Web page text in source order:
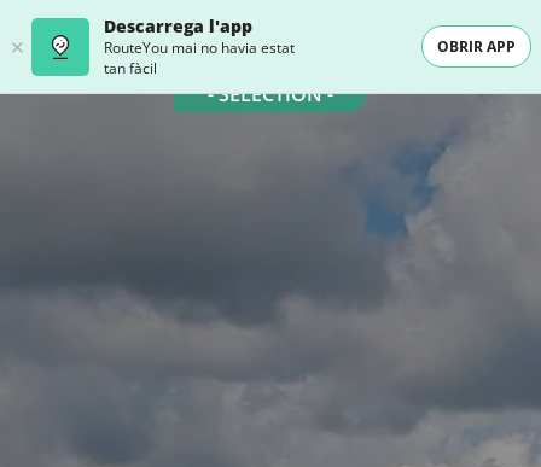
Descarrega l'app
RouteYou mai no havia estat
tan fàcil
OBRIR APP
- SELECTION -